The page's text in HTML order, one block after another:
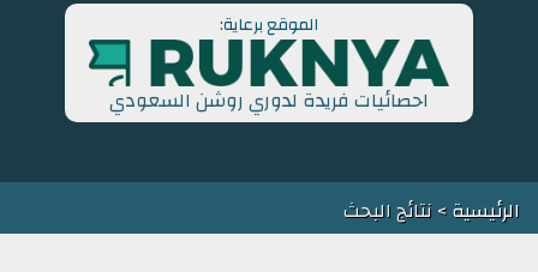
الموقع برعاية:
احصائيات فريدة لدوري روشن السعودي
الرئيسية> نتائج البحث